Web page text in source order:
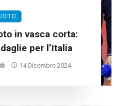
in vasca corta:
per l’Italia
14 Dicembre 2024